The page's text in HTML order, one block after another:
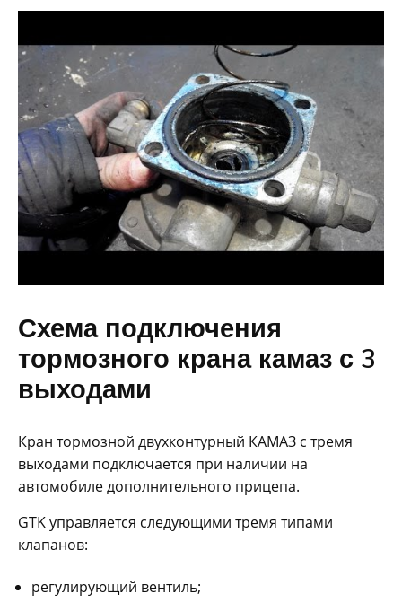
Схема подключения
тормозного крана камаз с 3
выходами
Кран тормозной двухконтурный КАМАЗ с тремя
выходами подключается при наличии на
автомобиле дополнительного прицепа.
GTK управляется следующими тремя типами
клапанов:
регулирующий вентиль;